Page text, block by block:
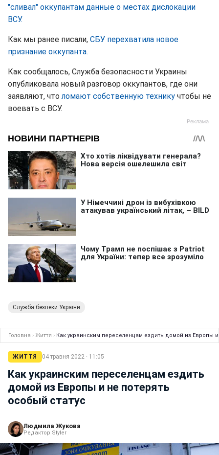
"сливал" оккупантам данные о местах дислокации
ВСУ.
Как мы ранее писали, СБУ перехватила новое
признание оккупанта.
Как сообщалось, Служба безопасности Украины
опубликовала новый разговор оккупантов, где они
заявляют, что ломают собственную технику чтобы не
воевать с ВСУ.
Служба безпеки України
Головна › Життя › Как украинским переселенцам ездить домой из Европы
ЖИТТЯ 04 травня 2022 · 11:05
Как украинским переселенцам ездить
домой из Европы и не потерять
особый статус
Людмила Жукова
Редактор Styler